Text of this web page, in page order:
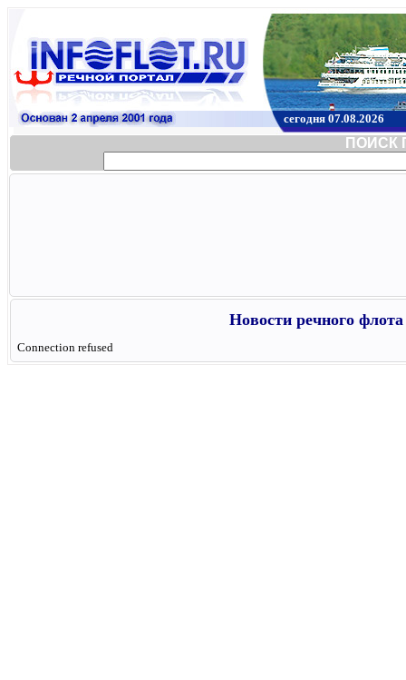
сегодня 07.08.2026
ПОИСК
Новости речного
Connection refused